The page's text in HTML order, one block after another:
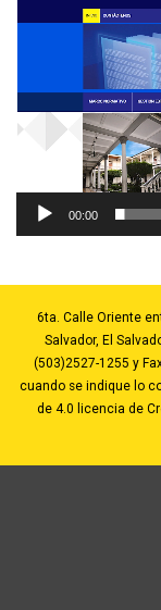
00:00
6ta. Calle Oriente
Salvador, El
(503)2527-1255 y
cuando se indique lo
de 4.0 licencia de